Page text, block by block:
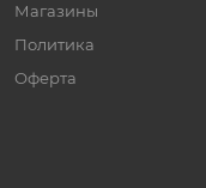
Магазины
Политика
Офертa